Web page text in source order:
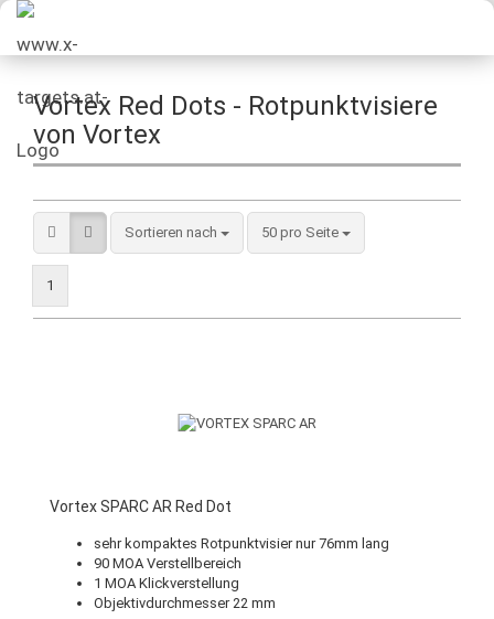
Vortex Red Dots - Rotpunktvisiere
von Vortex
Sortieren nach 50 pro Seite
1
Vortex SPARC AR Red Dot
sehr kompaktes Rotpunktvisier nur 76mm lang
90 MOA Verstellbereich
1 MOA Klickverstellung
Objektivdurchmesser 22 mm